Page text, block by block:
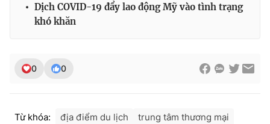
Dịch COVID-19 đẩy lao động Mỹ vào tình trạng
khó khăn
0 0
Từ khóa: địa điểm du lịch
trung tâm thương mại